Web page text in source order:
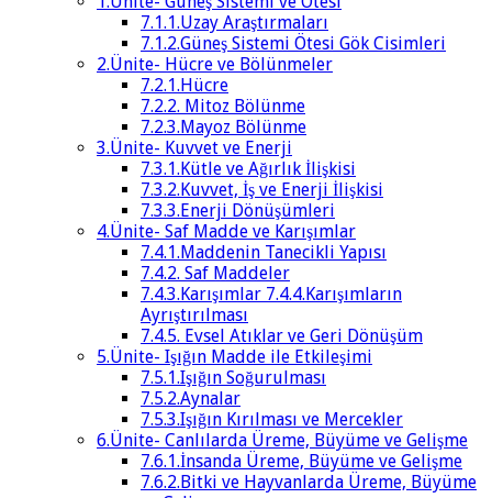
7.1.1.Uzay Araştırmaları
7.1.2.Güneş Sistemi Ötesi Gök Cisimleri
2.Ünite- Hücre ve Bölünmeler
7.2.1.Hücre
7.2.2. Mitoz Bölünme
7.2.3.Mayoz Bölünme
3.Ünite- Kuvvet ve Enerji
7.3.1.Kütle ve Ağırlık İlişkisi
7.3.2.Kuvvet, İş ve Enerji İlişkisi
7.3.3.Enerji Dönüşümleri
4.Ünite- Saf Madde ve Karışımlar
7.4.1.Maddenin Tanecikli Yapısı
7.4.2. Saf Maddeler
7.4.3.Karışımlar 7.4.4.Karışımların
Ayrıştırılması
7.4.5. Evsel Atıklar ve Geri Dönüşüm
5.Ünite- Işığın Madde ile Etkileşimi
7.5.1.Işığın Soğurulması
7.5.2.Aynalar
7.5.3.Işığın Kırılması ve Mercekler
6.Ünite- Canlılarda Üreme, Büyüme ve Gelişme
7.6.1.İnsanda Üreme, Büyüme ve Gelişme
7.6.2.Bitki ve Hayvanlarda Üreme, Büyüme